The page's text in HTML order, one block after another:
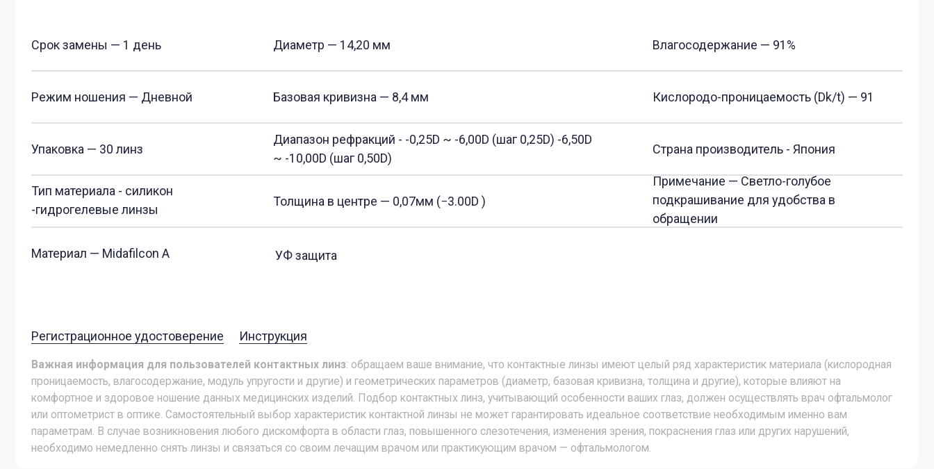
Регистрационное удостоверение
-гидрогелевые линзы
Важная информация для пользователей контактных линз: обращаем ваше внимание, что контактные линзы имеют целый ряд характеристик материала (кислородная
проницаемость, влагосодержание, модуль упругости и другие) и геометрических параметров (диаметр, базовая кривизна, толщина и другие), которые влияют на
комфортное и здоровое ношение данных медицинских изделий. Подбор контактных линз, учитывающий особенности ваших глаз, должен осуществлять врач офтальмолог
или оптометрист в оптике. Самостоятельный выбор характеристик контактной линзы не может гарантировать идеальное соответствие необходимым именно вам
необходимо немедленно снять линзы и связаться со своим лечащим врачом или практикующим врачом — офтальмологом.